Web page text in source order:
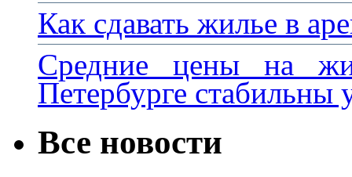
Как сдавать жилье в
Средние цены на
Петербурге стабильны
Все новости